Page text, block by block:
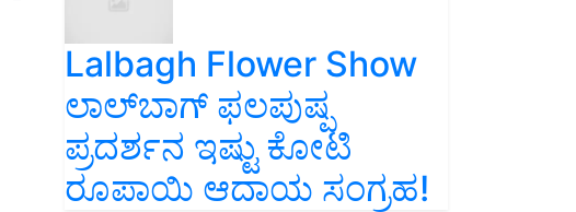
Lalbagh Flower Show
ಲಾಲ್‌ಬಾಗ್ ಫಲಪುಷ್ಪ
ಪ್ರದರ್ಶನ ಇಷ್ಟು ಕೋಟಿ
ರೂಪಾಯಿ ಆದಾಯ ಸಂಗ್ರಹ!